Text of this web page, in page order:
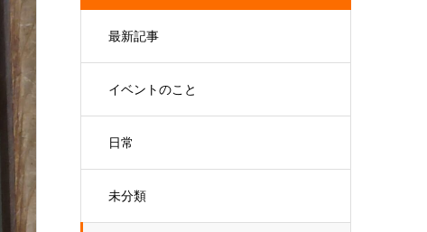
最新記事
イベントのこと
日常
未分類